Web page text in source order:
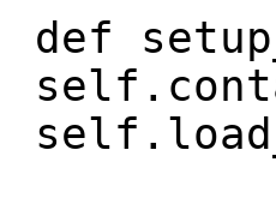
def